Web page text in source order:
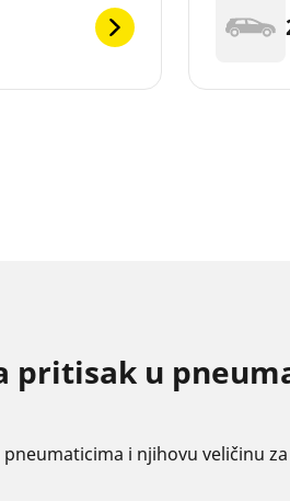
pritisak u
i njihovu veličinu